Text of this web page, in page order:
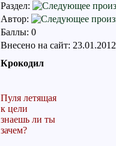
Раздел:
Автор:
Баллы: 0
Внесено на сайт: 23.01.2012
Крокодил
Пуля летящая
к цели
знаешь ли ты
зачем?